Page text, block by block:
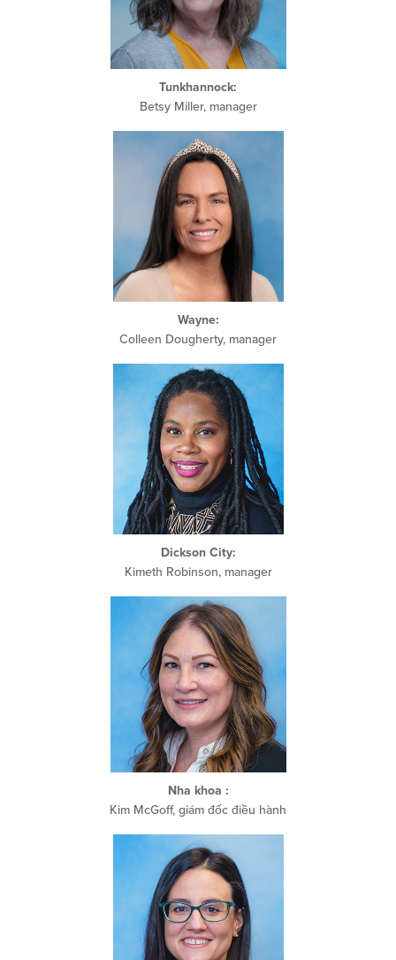
Tunkhannock:
Betsy Miller, manager
Wayne:
Colleen Dougherty, manager
Dickson City:
Kimeth Robinson, manager
Nha khoa :
Kim McGoff, giám đốc điều hành